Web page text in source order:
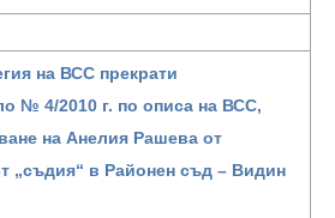
на ВСС прекрати
№ 4/2010 г. по описа на ВСС,
на Анелия Рашева от
„съдия“ в Районен съд – Видин